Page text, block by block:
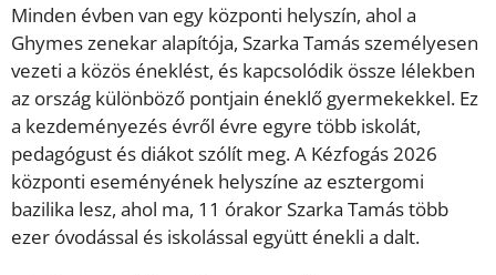
Minden évben van egy központi helyszín, ahol a
Ghymes zenekar alapítója, Szarka Tamás személyesen
vezeti a közös éneklést, és kapcsolódik össze lélekben
az ország különböző pontjain éneklő gyermekekkel. Ez
a kezdeményezés évről évre egyre több iskolát,
pedagógust és diákot szólít meg. A Kézfogás 2026
központi eseményének helyszíne az esztergomi
bazilika lesz, ahol ma, 11 órakor Szarka Tamás több
ezer óvodással és iskolással együtt énekli a dalt.